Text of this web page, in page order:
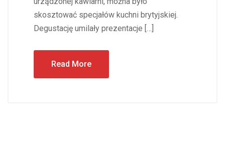
skosztować specjałów kuchni brytyjskiej.
Degustację umilały prezentacje […]
Read More